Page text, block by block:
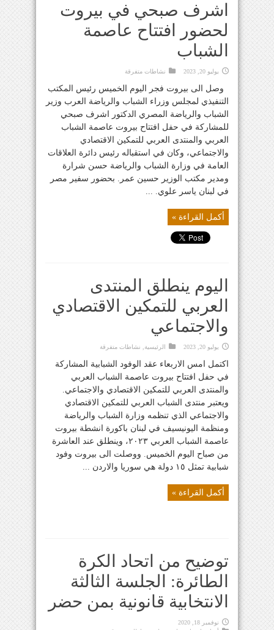
اشرف صبحي في بيروت
لحضور افتتاح عاصمة
الشباب
يوليو 20, 2023 نشاطات متفرقة
وصل الى بيروت فجر اليوم الخميس رئيس المكتب
التنفيذي لمجلس وزراء الشباب والرياضة العرب وزير
الشباب والرياضة المصري الدكتور اشرف صبحي
للمشاركة في حفل افتتاح بيروت عاصمة الشباب
العربي والمنتدى العربي للتمكين الاقتصادي
والاجتماعي، وكان في استقباله رئيس دائرة العلاقات
العامة في وزارة الشباب والرياضة حسن شرارة
ومدير مكتب الوزير حسين عمر. بحضور سفير مصر
في لبنان ياسر علوي. ...
أكمل القراءة »
اليوم ينطلق المنتدى
العربي للتمكين الاقتصادي
والاجتماعي
يوليو 20, 2023 الرئيسية نشاطات متفرقة
اكتمل امس الاربعاء عقد الوفود الشبابية المشاركة
في حفل افتتاح بيروت عاصمة الشباب العربي
والمنتدى العربي للتمكين الاقتصادي والاجتماعي.
ويعتبر منتدى الشباب العربي للتمكين الاقتصادي
والاجتماعي الذي تنظمه وزارة الشباب والرياضة
ومنظمة اليونيسيف في لبنان باكورة انشطة بيروت
عاصمة الشباب العربي ٢٠٢٣، وينطلق عند العاشرة
من صباح اليوم الخميس. ووصلت الى بيروت وفود
شبابية تمثل ١٥ دولة هي سوريا والاردن ...
أكمل القراءة »
توضيح من اتحاد الكرة
الطائرة: الجلسة الثالثة
الانتخابية قانونية بمن حضر
نوفمبر 18, 2020